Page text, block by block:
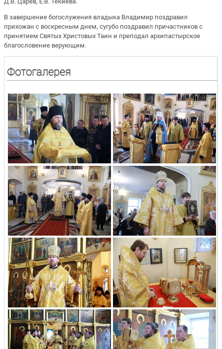
В завершение богослужения владыка Владимир поздравил
прихожан с воскресным днем, сугубо поздравил причастников с
принятием Святых Христовых Таин и преподал архипастырское
благословение верующим.
Фотогалерея